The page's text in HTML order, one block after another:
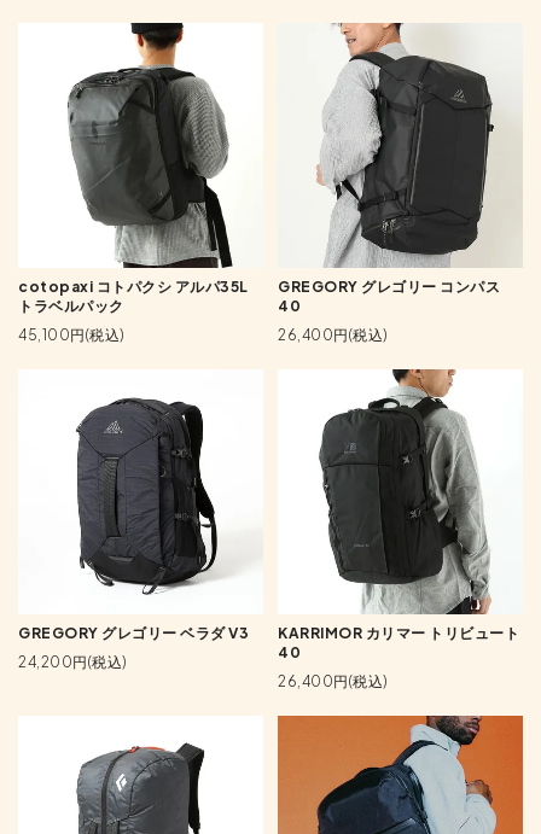
cotopaxi コトパクシ アルパ35L
トラベルパック
45,100円(税込)
GREGORY グレゴリー コンパス
40
26,400円(税込)
GREGORY グレゴリー ベラダ V3
24,200円(税込)
KARRIMOR カリマー トリビュート
40
26,400円(税込)